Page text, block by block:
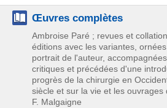
Œuvres complètes
Ambroise Paré ; revues et
éditions avec les variantes,
portrait de l'auteur,
critiques et précédées d'une
progrès de la chirurgie en
siècle et sur la vie et les ouvrages
F. Malgaigne